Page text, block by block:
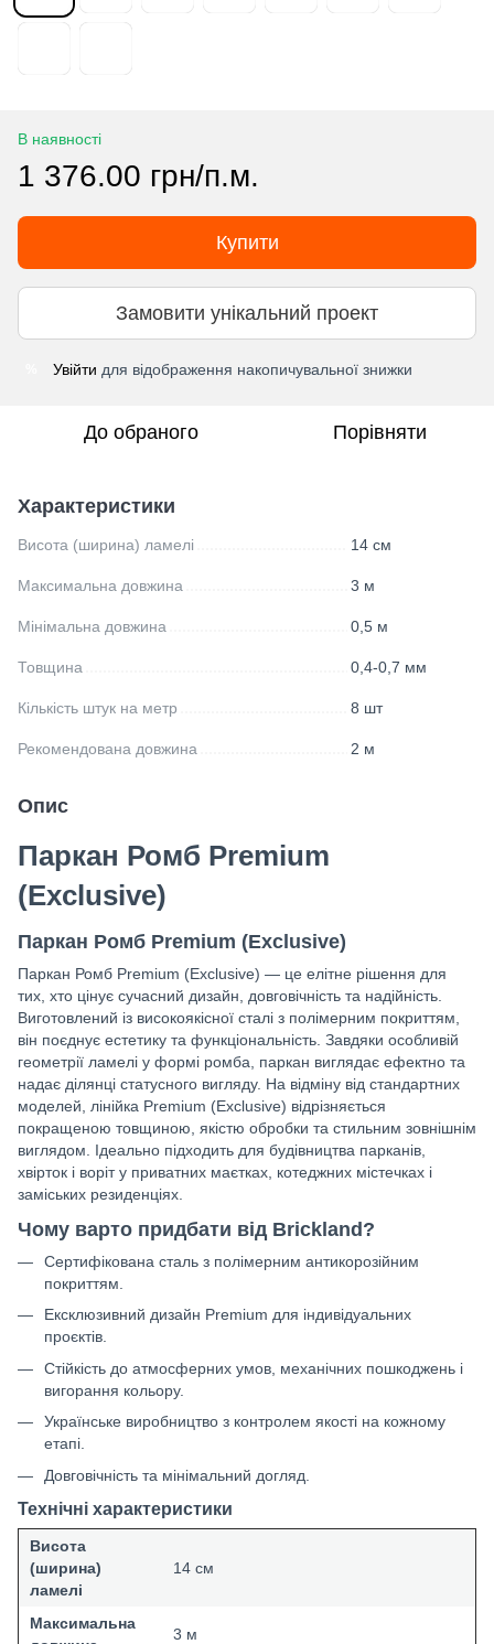
В наявності
1 376.00 грн/п.м.
Купити
Замовити унікальний проект
Увійти для відображення накопичувальної знижки
До обраного Порівняти
Характеристики
Висота (ширина) ламелі 14 см
Максимальна довжина 3 м
Мінімальна довжина 0,5 м
Товщина 0,4-0,7 мм
Кількість штук на метр 8 шт
Рекомендована довжина 2 м
Опис
Паркан Ромб Premium
(Exclusive)
Паркан Ромб Premium (Exclusive)
Паркан Ромб Premium (Exclusive) — це елітне рішення для
тих, хто цінує сучасний дизайн, довговічність та надійність.
Виготовлений із високоякісної сталі з полімерним покриттям,
він поєднує естетику та функціональність. Завдяки особливій
геометрії ламелі у формі ромба, паркан виглядає ефектно та
надає ділянці статусного вигляду. На відміну від стандартних
моделей, лінійка Premium (Exclusive) відрізняється
покращеною товщиною, якістю обробки та стильним зовнішнім
виглядом. Ідеально підходить для будівництва парканів,
хвірток і воріт у приватних маєтках, котеджних містечках і
заміських резиденціях.
Чому варто придбати від Brickland?
Сертифікована сталь з полімерним антикорозійним
покриттям.
Ексклюзивний дизайн Premium для індивідуальних
проєктів.
Стійкість до атмосферних умов, механічних пошкоджень і
вигорання кольору.
Українське виробництво з контролем якості на кожному
етапі.
Довговічність та мінімальний догляд.
Технічні характеристики
Висота
(ширина)
ламелі
14 см
Максимальна
3 м